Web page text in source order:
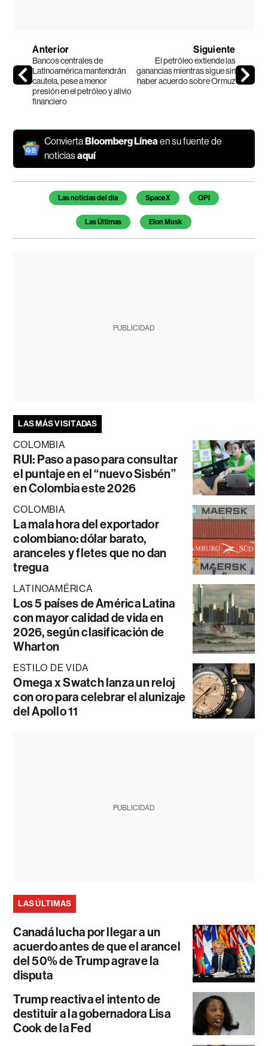
Anterior
Bancos centrales de
Latinoamérica mantendrán
cautela, pese a menor
presión en el petróleo y alivio
financiero
Siguiente
El petróleo extiende las
ganancias mientras sigue sin
haber acuerdo sobre Ormuz
ConviertaBloomberg Línea en su fuente de
noticiasaquí
Temas de este artículo
Las noticias del día SpaceX OPI
Las Últimas Elon Musk
PUBLICIDAD
LAS MÁS VISITADAS
COLOMBIA
RUI: Paso a paso para consultar
el puntaje en el “nuevo Sisbén”
en Colombia este 2026
COLOMBIA
La mala hora del exportador
colombiano: dólar barato,
aranceles y fletes que no dan
tregua
LATINOAMÉRICA
Los 5 países de América Latina
con mayor calidad de vida en
2026, según clasificación de
Wharton
ESTILO DE VIDA
Omega x Swatch lanza un reloj
con oro para celebrar el alunizaje
del Apollo 11
PUBLICIDAD
LAS ÚLTIMAS
Canadá lucha por llegar a un
acuerdo antes de que el arancel
del 50% de Trump agrave la
disputa
Trump reactiva el intento de
destituir a la gobernadora Lisa
Cook de la Fed